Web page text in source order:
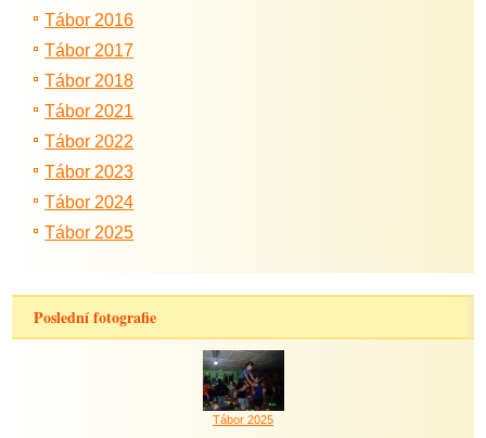
Tábor 2016
Tábor 2017
Tábor 2018
Tábor 2021
Tábor 2022
Tábor 2023
Tábor 2024
Tábor 2025
Poslední fotografie
Tábor 2025